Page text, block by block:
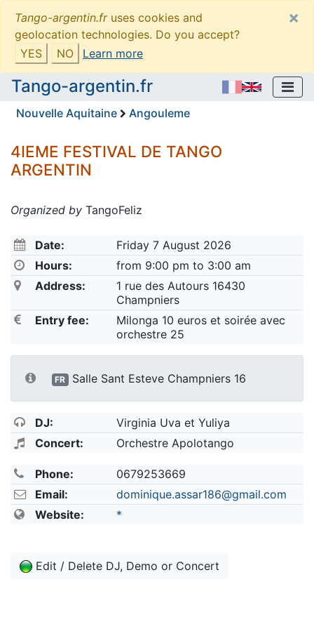
Tango-argentin.fruses cookies and
geolocation technologies. Do you accept?
YES
NO Learn more
×
Tango-argentin.fr
Nouvelle Aquitaine Angouleme
4IEME FESTIVAL DE TANGO
ARGENTIN
Organized by TangoFeliz
Date:
Friday 7 August 2026
Hours:
from 9:00 pm to 3:00 am
Address:
1 rue des Autours 16430
Champniers
Entry fee:
Milonga 10 euros et soirée avec
orchestre 25
FR Salle Sant Esteve Champniers 16
DJ:
Virginia Uva et Yuliya
Concert:
Orchestre Apolotango
Phone:
0679253669
Email:
dominique.assar186@gmail.com
Website:
*
Edit / Delete DJ, Demo or Concert